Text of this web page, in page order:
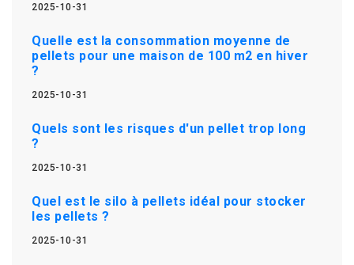
2025-10-31
Quelle est la consommation moyenne de
pellets pour une maison de 100 m2 en hiver
?
2025-10-31
Quels sont les risques d'un pellet trop long
?
2025-10-31
Quel est le silo à pellets idéal pour stocker
les pellets ?
2025-10-31